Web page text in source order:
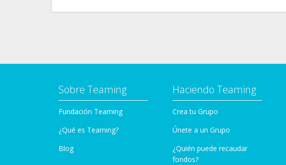
Sobre Teaming
Fundación Teaming
¿Qué es Teaming?
Blog
Haciendo Teaming
Crea tu Grupo
Únete a un Grupo
¿Quién puede recaudar
fondos?